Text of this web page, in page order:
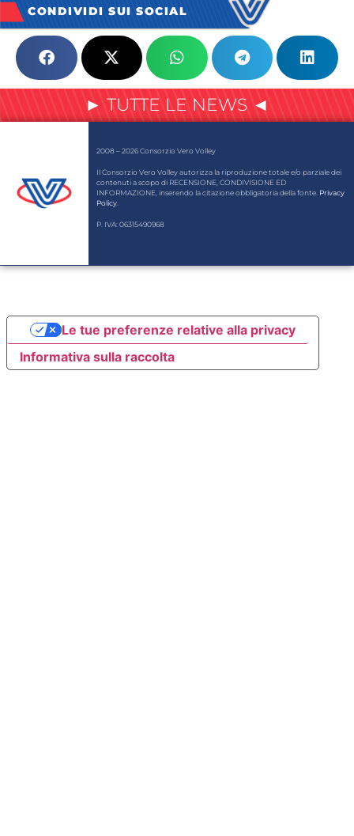
CONDIVIDI SUI SOCIAL
► TUTTE LE NEWS ◄
2008 – 2026 Consorzio Vero Volley
Il Consorzio Vero Volley autorizza la riproduzione totale e/o parziale dei
contenuti a scopo di RECENSIONE, CONDIVISIONE ED
INFORMAZIONE, inserendo la citazione obbligatoria della fonte. Privacy
Policy
P. IVA: 06315490968
Informativa sulla raccolta
Le tue preferenze relative alla privacy